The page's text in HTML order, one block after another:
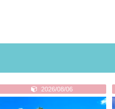
2026/08/06